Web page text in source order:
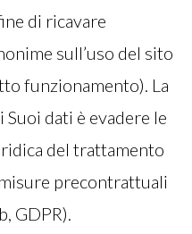
di ricavare
sull’uso del sito
funzionamento). La
dati è evadere le
del trattamento
precontrattuali
GDPR).